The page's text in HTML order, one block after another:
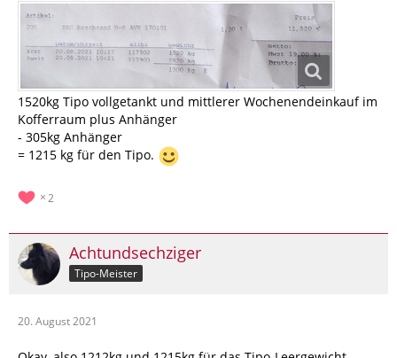
1520kg Tipo vollgetankt und mittlerer Wochenendeinkauf im
Kofferraum plus Anhänger
- 305kg Anhänger
= 1215 kg für den Tipo.
2
Achtundsechziger
Tipo-Meister
20. August 2021